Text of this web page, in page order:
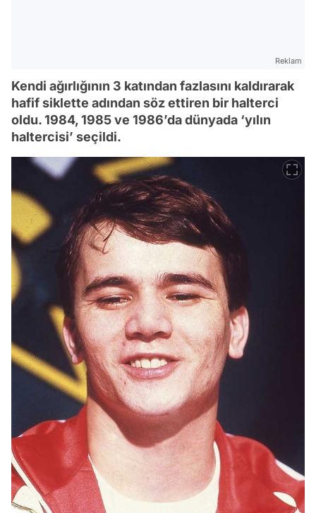
Reklam
Kendi ağırlığının 3 katından fazlasını kaldırarak
hafif siklette adından söz ettiren bir halterci
oldu. 1984, 1985 ve 1986’da dünyada ‘yılın
haltercisi’ seçildi.